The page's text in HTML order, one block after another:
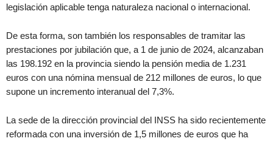
legislación aplicable tenga naturaleza nacional o internacional.
De esta forma, son también los responsables de tramitar las
prestaciones por jubilación que, a 1 de junio de 2024, alcanzaban
las 198.192 en la provincia siendo la pensión media de 1.231
euros con una nómina mensual de 212 millones de euros, lo que
supone un incremento interanual del 7,3%.
La sede de la dirección provincial del INSS ha sido recientemente
reformada con una inversión de 1,5 millones de euros que ha